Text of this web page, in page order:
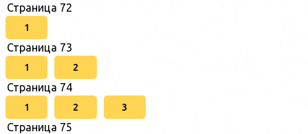
Страница 72
1
Страница 73
1 2
Страница 74
1 2 3
Страница 75